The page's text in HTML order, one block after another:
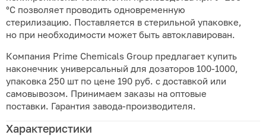
°C позволяет проводить одновременную
стерилизацию. Поставляется в стерильной упаковке,
но при необходимости может быть автоклавирован.
Компания Prime Chemicals Group предлагает купить
наконечник универсальный для дозаторов 100-1000,
упаковка 250 шт по цене 190 руб. с доставкой или
самовывозом. Принимаем заказы на оптовые
поставки. Гарантия завода-производителя.
Характеристики